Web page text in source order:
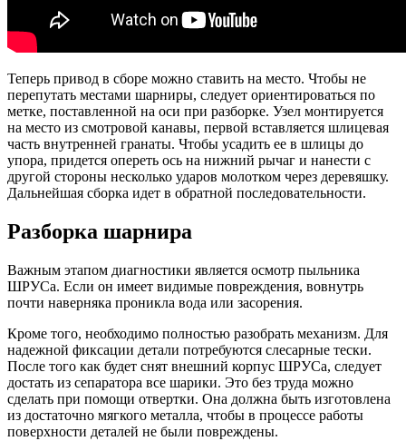
Теперь привод в сборе можно ставить на место. Чтобы не
перепутать местами шарниры, следует ориентироваться по
метке, поставленной на оси при разборке. Узел монтируется
на место из смотровой канавы, первой вставляется шлицевая
часть внутренней гранаты. Чтобы усадить ее в шлицы до
упора, придется опереть ось на нижний рычаг и нанести с
другой стороны несколько ударов молотком через деревяшку.
Дальнейшая сборка идет в обратной последовательности.
Разборка шарнира
Важным этапом диагностики является осмотр пыльника
ШРУСа. Если он имеет видимые повреждения, вовнутрь
почти наверняка проникла вода или засорения.
Кроме того, необходимо полностью разобрать механизм. Для
надежной фиксации детали потребуются слесарные тески.
После того как будет снят внешний корпус ШРУСа, следует
достать из сепаратора все шарики. Это без труда можно
сделать при помощи отвертки. Она должна быть изготовлена
из достаточно мягкого металла, чтобы в процессе работы
поверхности деталей не были повреждены.